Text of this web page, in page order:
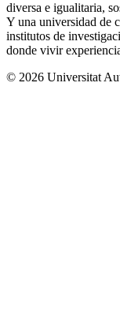
diversa e igualitaria,
Y una universidad de
institutos de
donde vivir
© 2026 Universitat